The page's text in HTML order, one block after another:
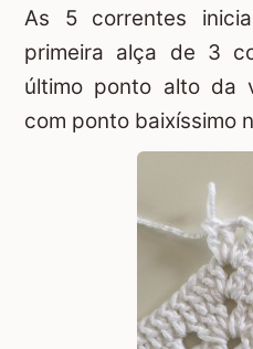
As 5 correntes
primeira alça de 3
último ponto alto da
com ponto baixíssimo